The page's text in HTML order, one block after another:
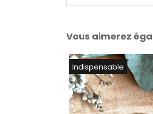
Vous aimerez
Indispensable